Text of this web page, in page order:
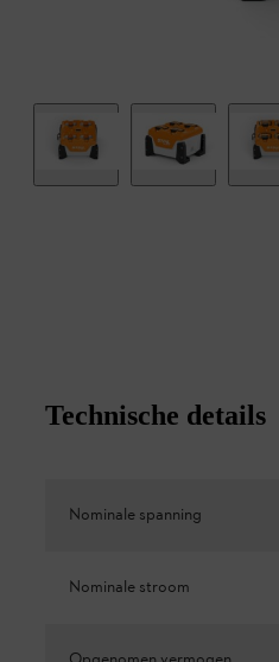
Technische details
Nominale spanning
Nominale stroom